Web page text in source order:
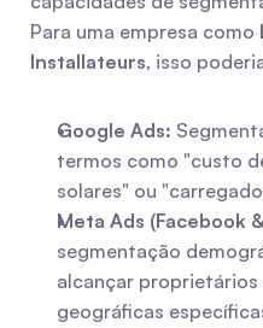
Para uma empresa como
Installateurs, isso
Google Ads:
termos como "custo
solares" ou
Meta Ads (Facebook
segmentação
alcançar proprietários
geográficas